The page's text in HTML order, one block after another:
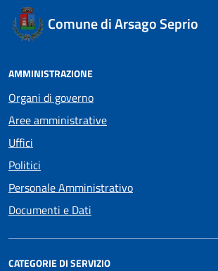
Comune di Arsago Seprio
AMMINISTRAZIONE
Organi di governo
Aree amministrative
Uffici
Politici
Personale Amministrativo
Documenti e Dati
CATEGORIE DI SERVIZIO